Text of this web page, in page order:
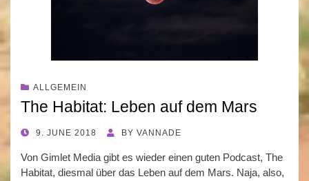
ALLGEMEIN
The Habitat: Leben auf dem Mars
POSTED
9. JUNE 2018 BY VANNADE
Von Gimlet Media gibt es wieder einen guten Podcast, The
Habitat, diesmal über das Leben auf dem Mars. Naja, also,